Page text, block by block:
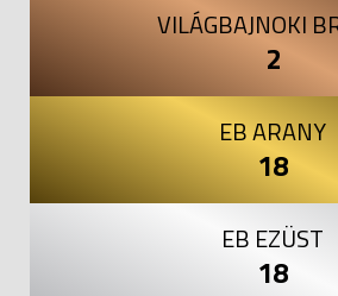
VILÁGBAJNOKI
2
EB ARANY
18
EB EZÜST
18